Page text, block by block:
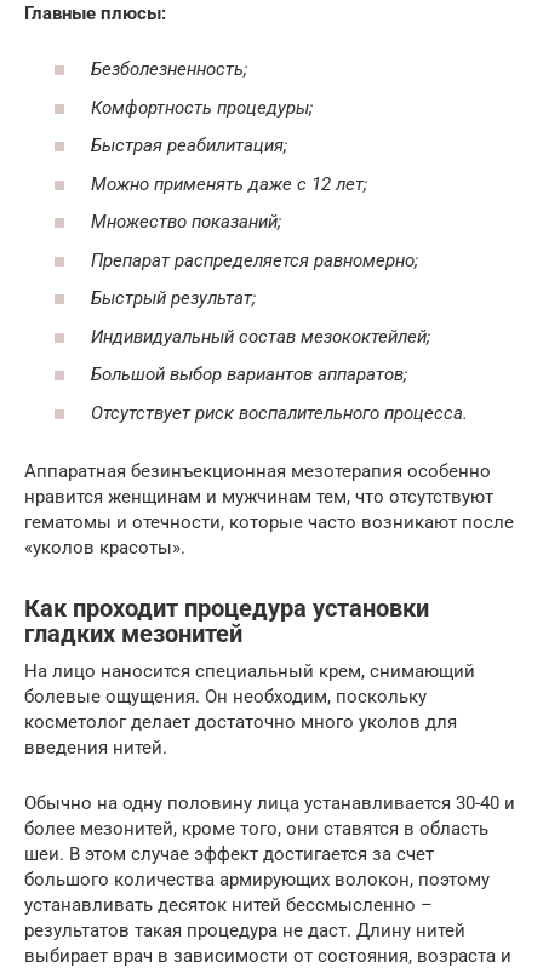
Главные плюсы:
Безболезненность;
Комфортность процедуры;
Быстрая реабилитация;
Можно применять даже с 12 лет;
Множество показаний;
Препарат распределяется равномерно;
Быстрый результат;
Индивидуальный состав мезококтейлей;
Большой выбор вариантов аппаратов;
Отсутствует риск воспалительного процесса.
Аппаратная безинъекционная мезотерапия особенно
нравится женщинам и мужчинам тем, что отсутствуют
гематомы и отечности, которые часто возникают после
«уколов красоты».
Как проходит процедура установки
гладких мезонитей
На лицо наносится специальный крем, снимающий
болевые ощущения. Он необходим, поскольку
косметолог делает достаточно много уколов для
введения нитей.
Обычно на одну половину лица устанавливается 30-40 и
более мезонитей, кроме того, они ставятся в область
шеи. В этом случае эффект достигается за счет
большого количества армирующих волокон, поэтому
устанавливать десяток нитей бессмысленно –
результатов такая процедура не даст. Длину нитей
выбирает врач в зависимости от состояния, возраста и